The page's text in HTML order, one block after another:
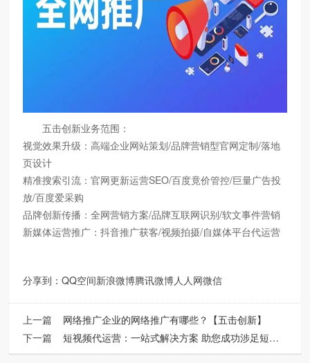
五击创新业务范围：
视觉效果升级：高端企业网站策划/品牌营销型官网定制/落地
页设计
精准搜索引流：官网更新运营SEO/百度竟价管控/巨量广告投
放/百度爱采购
品牌创新传播：全网营销方案/品牌互联网识别/软文事件营销
新媒体运营推广：抖音推广获客/视频拍摄/自媒体平台代运营
分享到：QQ空间新浪微博腾讯微博人人网微信
上一篇 网络推广企业的网络推广有哪些？【五击创新】
下一篇短视频代运营：一站式解决方案 助您成功涉足短视频领域